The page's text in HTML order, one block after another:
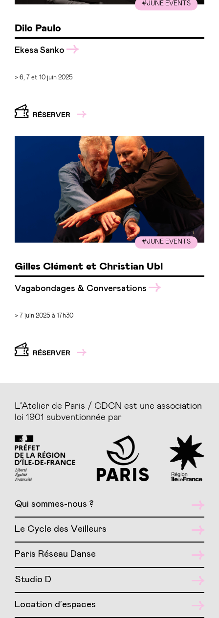
#JUNE EVENTS
Dilo Paulo
Ekesa Sanko
> 6, 7 et 10 juin 2025
RÉSERVER
#JUNE EVENTS
Gilles Clément et Christian Ubl
Vagabondages & Conversations
> 7 juin 2025 à 17h30
RÉSERVER
L’Atelier de Paris / CDCN est une association
loi 1901 subventionnée par
Qui sommes-nous ?
Le Cycle des Veilleurs
Paris Réseau Danse
Studio D
Location d’espaces